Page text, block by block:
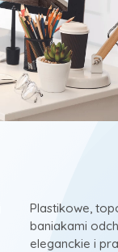
Plastikowe,
baniakami
eleganckie i